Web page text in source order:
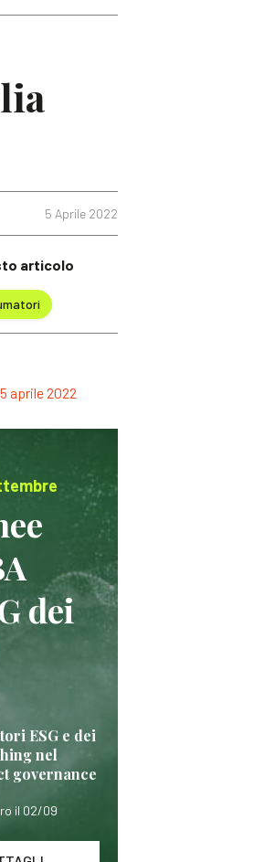
5 Aprile 2022
articolo
aprile 2022
dei
ESG e dei
nel
governance
il 02/09